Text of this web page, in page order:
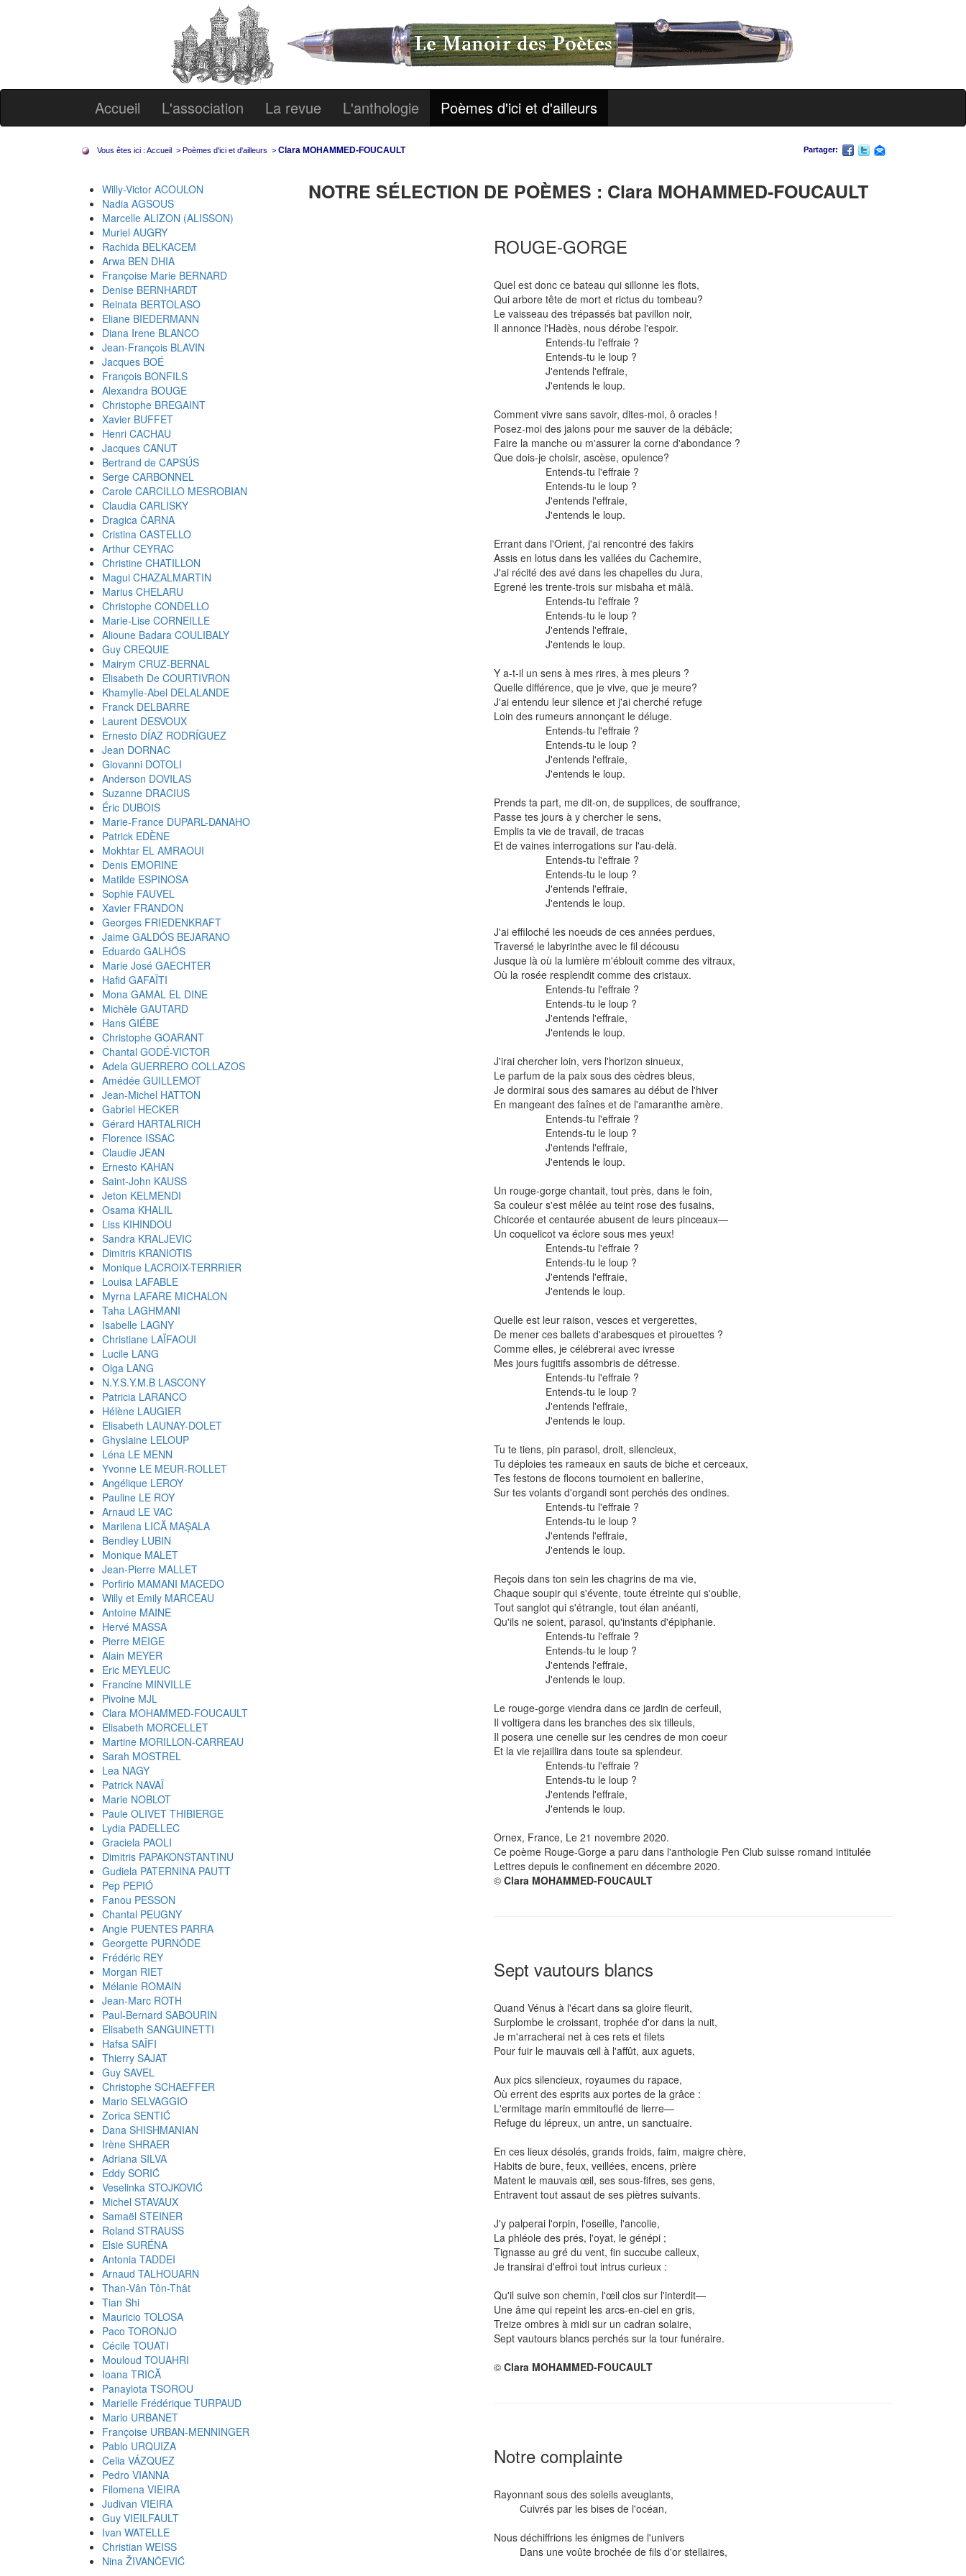
Accueil L'association La revue L'anthologie Poèmes d'ici et d'ailleurs
Partager:
Vous êtes ici : Accueil > Poèmes d'ici et d'ailleurs > Clara MOHAMMED-FOUCAULT
NOTRE SÉLECTION DE POÈMES : Clara MOHAMMED-FOUCAULT
ROUGE-GORGE
Quel est donc ce bateau qui sillonne les flots,
Qui arbore tête de mort et rictus du tombeau?
Le vaisseau des trépassés bat pavillon noir,
Il annonce l'Hadès, nous dérobe l'espoir.
Entends-tu l'effraie ?
Entends-tu le loup ?
J'entends l'effraie,
J'entends le loup.
Comment vivre sans savoir, dites-moi, ô oracles !
Posez-moi des jalons pour me sauver de la débâcle;
Faire la manche ou m'assurer la corne d'abondance ?
Que dois-je choisir, ascèse, opulence?
Entends-tu l'effraie ?
Entends-tu le loup ?
J'entends l'effraie,
J'entends le loup.
Errant dans l'Orient, j'ai rencontré des fakirs
Assis en lotus dans les vallées du Cachemire,
J'ai récité des avé dans les chapelles du Jura,
Egrené les trente-trois sur misbaha et mālā.
Entends-tu l'effraie ?
Entends-tu le loup ?
J'entends l'effraie,
J'entends le loup.
Y a-t-il un sens à mes rires, à mes pleurs ?
Quelle différence, que je vive, que je meure?
J'ai entendu leur silence et j'ai cherché refuge
Loin des rumeurs annonçant le déluge.
Entends-tu l'effraie ?
Entends-tu le loup ?
J'entends l'effraie,
J'entends le loup.
Prends ta part, me dit-on, de supplices, de souffrance,
Passe tes jours à y chercher le sens,
Emplis ta vie de travail, de tracas
Et de vaines interrogations sur l'au-delà.
Entends-tu l'effraie ?
Entends-tu le loup ?
J'entends l'effraie,
J'entends le loup.
J'ai effiloché les noeuds de ces années perdues,
Traversé le labyrinthe avec le fil décousu
Jusque là où la lumière m'éblouit comme des vitraux,
Où la rosée resplendit comme des cristaux.
Entends-tu l'effraie ?
Entends-tu le loup ?
J'entends l'effraie,
J'entends le loup.
J'irai chercher loin, vers l'horizon sinueux,
Le parfum de la paix sous des cèdres bleus,
Je dormirai sous des samares au début de l'hiver
En mangeant des faînes et de l'amaranthe amère.
Entends-tu l'effraie ?
Entends-tu le loup ?
J'entends l'effraie,
J'entends le loup.
Un rouge-gorge chantait, tout près, dans le foin,
Sa couleur s'est mêlée au teint rose des fusains,
Chicorée et centaurée abusent de leurs pinceaux—
Un coquelicot va éclore sous mes yeux!
Entends-tu l'effraie ?
Entends-tu le loup ?
J'entends l'effraie,
J'entends le loup.
Quelle est leur raison, vesces et vergerettes,
De mener ces ballets d'arabesques et pirouettes ?
Comme elles, je célébrerai avec ivresse
Mes jours fugitifs assombris de détresse.
Entends-tu l'effraie ?
Entends-tu le loup ?
J'entends l'effraie,
J'entends le loup.
Tu te tiens, pin parasol, droit, silencieux,
Tu déploies tes rameaux en sauts de biche et cerceaux,
Tes festons de flocons tournoient en ballerine,
Sur tes volants d'organdi sont perchés des ondines.
Entends-tu l'effraie ?
Entends-tu le loup ?
J'entends l'effraie,
J'entends le loup.
Reçois dans ton sein les chagrins de ma vie,
Chaque soupir qui s'évente, toute étreinte qui s'oublie,
Tout sanglot qui s'étrangle, tout élan anéanti,
Qu'ils ne soient, parasol, qu'instants d'épiphanie.
Entends-tu l'effraie ?
Entends-tu le loup ?
J'entends l'effraie,
J'entends le loup.
Le rouge-gorge viendra dans ce jardin de cerfeuil,
Il voltigera dans les branches des six tilleuls,
Il posera une cenelle sur les cendres de mon coeur
Et la vie rejaillira dans toute sa splendeur.
Entends-tu l'effraie ?
Entends-tu le loup ?
J'entends l'effraie,
J'entends le loup.
Ornex, France, Le 21 novembre 2020.
Ce poème Rouge-Gorge a paru dans l'anthologie Pen Club suisse romand intitulée
Lettres depuis le confinement en décembre 2020.
© Clara MOHAMMED-FOUCAULT
Sept vautours blancs
Quand Vénus à l'écart dans sa gloire fleurit,
Surplombe le croissant, trophée d'or dans la nuit,
Je m'arracherai net à ces rets et filets
Pour fuir le mauvais œil à l'affût, aux aguets,
Aux pics silencieux, royaumes du rapace,
Où errent des esprits aux portes de la grâce :
L'ermitage marin emmitouflé de lierre—
Refuge du lépreux, un antre, un sanctuaire.
En ces lieux désolés, grands froids, faim, maigre chère,
Habits de bure, feux, veillées, encens, prière
Matent le mauvais œil, ses sous-fifres, ses gens,
Entravent tout assaut de ses piètres suivants.
J'y palperai l'orpin, l'oseille, l'ancolie,
La phléole des prés, l'oyat, le génépi ;
Tignasse au gré du vent, fin succube calleux,
Je transirai d'effroi tout intrus curieux :
Qu'il suive son chemin, l'œil clos sur l'interdit—
Une âme qui repeint les arcs-en-ciel en gris,
Treize ombres à midi sur un cadran solaire,
Sept vautours blancs perchés sur la tour funéraire.
© Clara MOHAMMED-FOUCAULT
Notre complainte
Rayonnant sous des soleils aveuglants,
Cuivrés par les bises de l'océan,
Nous déchiffrions les énigmes de l'univers
Dans une voûte brochée de fils d'or stellaires,
Willy-Victor ACOULON
Nadia AGSOUS
Marcelle ALIZON (ALISSON)
Muriel AUGRY
Rachida BELKACEM
Arwa BEN DHIA
Françoise Marie BERNARD
Denise BERNHARDT
Reinata BERTOLASO
Eliane BIEDERMANN
Diana Irene BLANCO
Jean-François BLAVIN
Jacques BOÉ
François BONFILS
Alexandra BOUGE
Christophe BREGAINT
Xavier BUFFET
Henri CACHAU
Jacques CANUT
Bertrand de CAPSÚS
Serge CARBONNEL
Carole CARCILLO MESROBIAN
Claudia CARLISKY
Dragica ČARNA
Cristina CASTELLO
Arthur CEYRAC
Christine CHATILLON
Magui CHAZALMARTIN
Marius CHELARU
Christophe CONDELLO
Marie-Lise CORNEILLE
Alioune Badara COULIBALY
Guy CREQUIE
Mairym CRUZ-BERNAL
Elisabeth De COURTIVRON
Khamylle-Abel DELALANDE
Franck DELBARRE
Laurent DESVOUX
Ernesto DÍAZ RODRÍGUEZ
Jean DORNAC
Giovanni DOTOLI
Anderson DOVILAS
Suzanne DRACIUS
Éric DUBOIS
Marie-France DUPARL-DANAHO
Patrick EDÈNE
Mokhtar EL AMRAOUI
Denis EMORINE
Matilde ESPINOSA
Sophie FAUVEL
Xavier FRANDON
Georges FRIEDENKRAFT
Jaime GALDÓS BEJARANO
Eduardo GALHÓS
Marie José GAECHTER
Hafid GAFAÏTI
Mona GAMAL EL DINE
Michèle GAUTARD
Hans GIÉBE
Christophe GOARANT
Chantal GODÉ-VICTOR
Adela GUERRERO COLLAZOS
Amédée GUILLEMOT
Jean-Michel HATTON
Gabriel HECKER
Gérard HARTALRICH
Florence ISSAC
Claudie JEAN
Ernesto KAHAN
Saint-John KAUSS
Jeton KELMENDI
Osama KHALIL
Liss KIHINDOU
Sandra KRALJEVIC
Dimitris KRANIOTIS
Monique LACROIX-TERRRIER
Louisa LAFABLE
Myrna LAFARE MICHALON
Taha LAGHMANI
Isabelle LAGNY
Christiane LAÏFAOUI
Lucile LANG
Olga LANG
N.Y.S.Y.M.B LASCONY
Patricia LARANCO
Hélène LAUGIER
Elisabeth LAUNAY-DOLET
Ghyslaine LELOUP
Léna LE MENN
Yvonne LE MEUR-ROLLET
Angélique LEROY
Pauline LE ROY
Arnaud LE VAC
Marilena LICĂ MAŞALA
Bendley LUBIN
Monique MALET
Jean-Pierre MALLET
Porfirio MAMANI MACEDO
Willy et Emily MARCEAU
Antoine MAINE
Hervé MASSA
Pierre MEIGE
Alain MEYER
Eric MEYLEUC
Francine MINVILLE
Pivoine MJL
Clara MOHAMMED-FOUCAULT
Elisabeth MORCELLET
Martine MORILLON-CARREAU
Sarah MOSTREL
Lea NAGY
Patrick NAVAÏ
Marie NOBLOT
Paule OLIVET THIBIERGE
Lydia PADELLEC
Graciela PAOLI
Dimitris PAPAKONSTANTINU
Gudiela PATERNINA PAUTT
Pep PEPIÓ
Fanou PESSON
Chantal PEUGNY
Angie PUENTES PARRA
Georgette PURNÔDE
Frédéric REY
Morgan RIET
Mélanie ROMAIN
Jean-Marc ROTH
Paul-Bernard SABOURIN
Elisabeth SANGUINETTI
Hafsa SAÏFI
Thierry SAJAT
Guy SAVEL
Christophe SCHAEFFER
Mario SELVAGGIO
Zorica SENTIĆ
Dana SHISHMANIAN
Irène SHRAER
Adriana SILVA
Eddy SORIĆ
Veselinka STOJKOVIĆ
Michel STAVAUX
Samaël STEINER
Roland STRAUSS
Elsie SURÉNA
Antonia TADDEI
Arnaud TALHOUARN
Than-Vân Tôn-Thât
Tian Shi
Mauricio TOLOSA
Paco TORONJO
Cécile TOUATI
Mouloud TOUAHRI
Ioana TRICĂ
Panayiota TSOROU
Marielle Frédérique TURPAUD
Mario URBANET
Françoise URBAN-MENNINGER
Pablo URQUIZA
Celia VÁZQUEZ
Pedro VIANNA
Filomena VIEIRA
Judivan VIEIRA
Guy VIEILFAULT
Ivan WATELLE
Christian WEISS
Nina ŽIVANČEVIĆ